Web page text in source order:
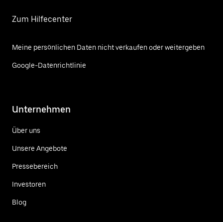
Zum Hilfecenter
Meine persönlichen Daten nicht verkaufen oder weitergeben
Google-Datenrichtlinie
Unternehmen
Über uns
Unsere Angebote
Pressebereich
Investoren
Blog